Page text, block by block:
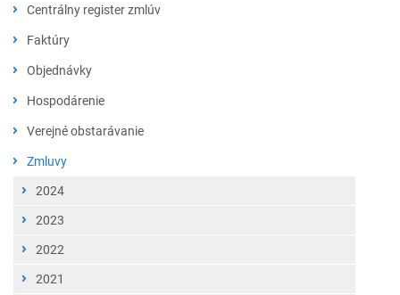
Centrálny register zmlúv
Faktúry
2026
2025
2024
2023
2022
2021
2020
2019
Objednávky
2026
2025
2024
2023
2022
2021
2020
Hospodárenie
Verejné obstarávanie
2017
2016
2015
2014
Zmluvy
2024
2023
2022
2021